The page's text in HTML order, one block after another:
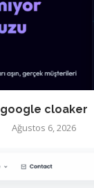
google cloaker
Ağustos 6, 2026